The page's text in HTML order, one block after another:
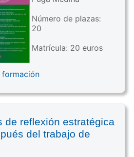
Número de plazas:
20
Matrícula: 20 euros
de reflexión estratégica
del trabajo de